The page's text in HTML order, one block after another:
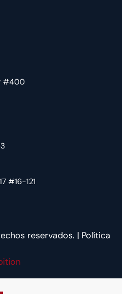
#400
#16-121
reservados. | Política